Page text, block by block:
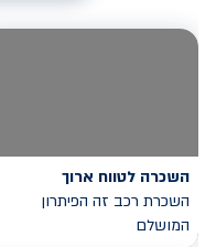
השכרה לטווח ארוך
השכרת רכב זה הפיתרון
המושלם